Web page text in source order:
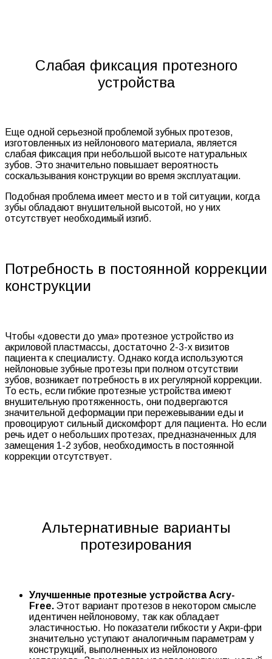
Слабая фиксация протезного
устройства
Еще одной серьезной проблемой зубных протезов,
изготовленных из нейлонового материала, является
слабая фиксация при небольшой высоте натуральных
зубов. Это значительно повышает вероятность
соскальзывания конструкции во время эксплуатации.
Подобная проблема имеет место и в той ситуации, когда
зубы обладают внушительной высотой, но у них
отсутствует необходимый изгиб.
Потребность в постоянной коррекции
конструкции
Чтобы «довести до ума» протезное устройство из
акриловой пластмассы, достаточно 2-3-х визитов
пациента к специалисту. Однако когда используются
нейлоновые зубные протезы при полном отсутствии
зубов, возникает потребность в их регулярной коррекции.
То есть, если гибкие протезные устройства имеют
внушительную протяженность, они подвергаются
значительной деформации при пережевывании еды и
провоцируют сильный дискомфорт для пациента. Но если
речь идет о небольших протезах, предназначенных для
замещения 1-2 зубов, необходимость в постоянной
коррекции отсутствует.
Альтернативные варианты
протезирования
Улучшенные протезные устройства Acry-
Free. Этот вариант протезов в некотором смысле
идентичен нейлоновому, так как обладает
эластичностью. Но показатели гибкости у Акри-фри
значительно уступают аналогичным параметрам у
конструкций, выполненных из нейлонового